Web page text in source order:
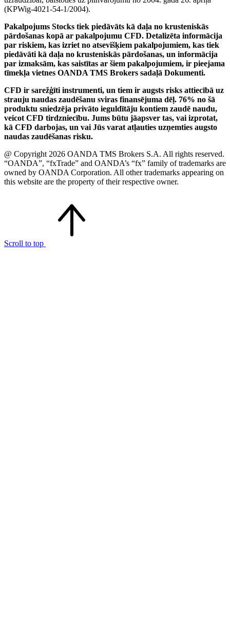
(KPWig-4021-54-1/2004).
Pakalpojums Stocks tiek piedāvāts kā daļa no krusteniskās
pārdošanas kopā ar pakalpojumu CFD. Detalizēta informācija
par riskiem, kas izriet no atsevišķiem pakalpojumiem, kas tiek
piedāvāti kā daļa no krusteniskās pārdošanas, un informācija
par izmaksām, kas saistītas ar šiem pakalpojumiem, ir pieejama
tīmekļa vietnes OANDA TMS Brokers sadaļā Dokumenti.
CFD ir sarežģīti instrumenti, un tiem ir augsts risks attiecībā uz
strauju naudas zaudēšanu sviras finansējuma dēļ. 76% no šā
produktu sniedzēja privāto ieguldītāju kontiem zaudē naudu,
veicot CFD tirdzniecību. Jums būtu jāapsver tas, vai izprotat,
kā CFD darbojas, un vai Jūs varat atļauties uzņemties augsto
naudas zaudēšanas risku.
@ Copyright 2026 OANDA TMS Brokers S.A. All rights reserved.
“OANDA”, “fxTrade” and OANDA’s “fx” family of trademarks are
owned by OANDA Corporation. All other trademarks appearing on
this website are the property of their respective owner.
Scroll to top